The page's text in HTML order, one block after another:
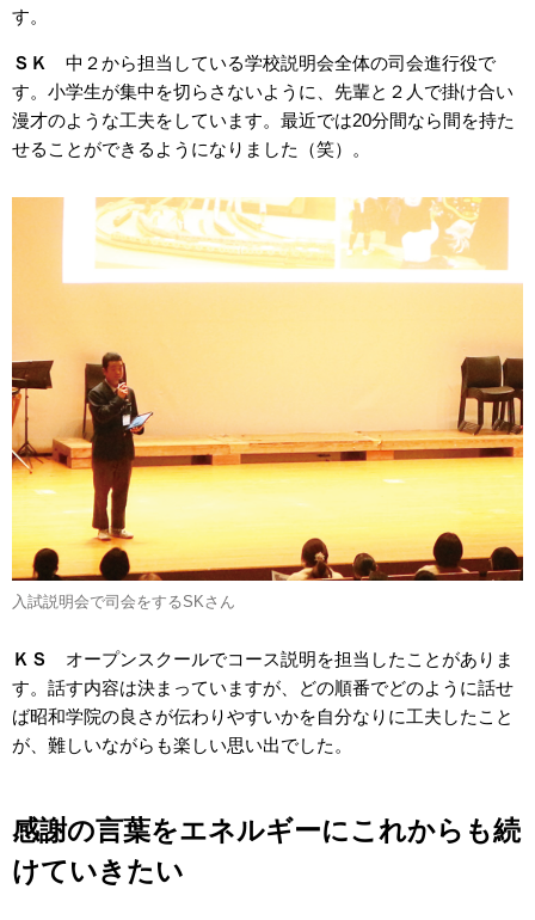
す。
ＳＫ
中２から担当している学校説明会全体の司会進行役で
す。小学生が集中を切らさないように、先輩と２人で掛け合い
漫才のような工夫をしています。最近では20分間なら間を持た
せることができるようになりました（笑）。
入試説明会で司会をするSKさん
ＫＳ
オープンスクールでコース説明を担当したことがありま
す。話す内容は決まっていますが、どの順番でどのように話せ
ば昭和学院の良さが伝わりやすいかを自分なりに工夫したこと
が、難しいながらも楽しい思い出でした。
感謝の言葉をエネルギーにこれからも続
けていきたい